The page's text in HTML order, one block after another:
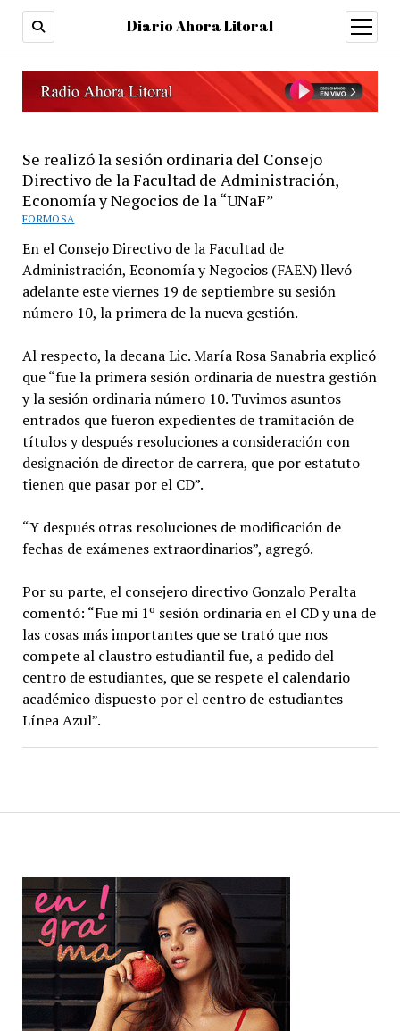
Diario Ahora Litoral
open
menu
Se realizó la sesión ordinaria del Consejo
Directivo de la Facultad de Administración,
Economía y Negocios de la “UNaF”
FORMOSA
En el Consejo Directivo de la Facultad de
Administración, Economía y Negocios (FAEN) llevó
adelante este viernes 19 de septiembre su sesión
número 10, la primera de la nueva gestión.
Al respecto, la decana Lic. María Rosa Sanabria explicó
que “fue la primera sesión ordinaria de nuestra gestión
y la sesión ordinaria número 10. Tuvimos asuntos
entrados que fueron expedientes de tramitación de
títulos y después resoluciones a consideración con
designación de director de carrera, que por estatuto
tienen que pasar por el CD”.
“Y después otras resoluciones de modificación de
fechas de exámenes extraordinarios”, agregó.
Por su parte, el consejero directivo Gonzalo Peralta
comentó: “Fue mi 1º sesión ordinaria en el CD y una de
las cosas más importantes que se trató que nos
compete al claustro estudiantil fue, a pedido del
centro de estudiantes, que se respete el calendario
académico dispuesto por el centro de estudiantes
Línea Azul”.